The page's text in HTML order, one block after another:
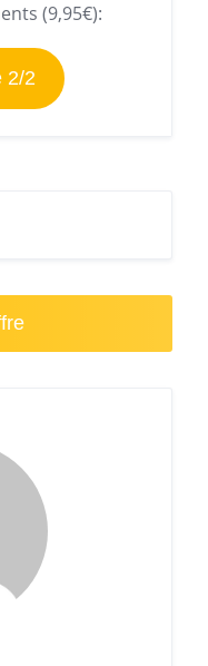
(9,95€):
2/2